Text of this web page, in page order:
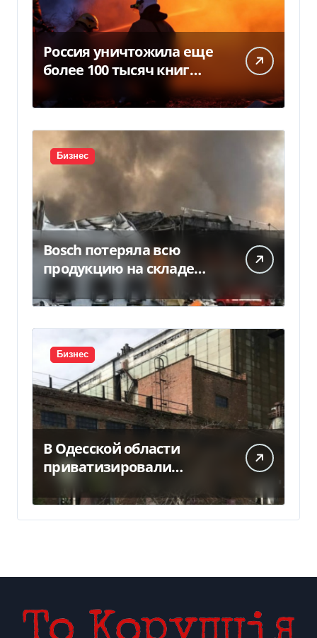
Россия уничтожила еще
более 100 тысяч книг
BookChef: что произошло
Бизнес
Bosch потеряла всю
продукцию на складе
Бизнес
В Одесской области
приватизировали
«Хлебную базу №77» за
5,7 млн грн